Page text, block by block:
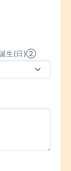
生(日)②